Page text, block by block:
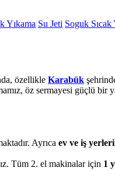
Yıkama Su Jeti Soguk Sıcak
özellikle Karabük
öz sermayesi güçlü bir
Ayrıca ev ve iş
Tüm 2. el makinalar için 1